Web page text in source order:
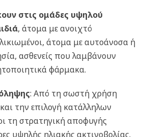
στις ομάδες υψηλού
, άτομα με ανοιχτό
άτομα με αυτοάνοσα ή
ασθενείς που λαμβάνουν
φάρμακα.
: Από τη σωστή χρήση
και την επιλογή κατάλληλων
τη στρατηγική αποφυγής
υψηλής ηλιακής ακτινοβολίας.